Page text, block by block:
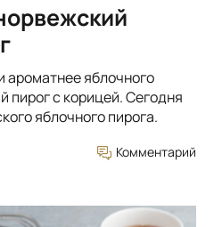
ароматнее яблочного
пирог с корицей. Сегодня
яблочного пирога.
Комментарий